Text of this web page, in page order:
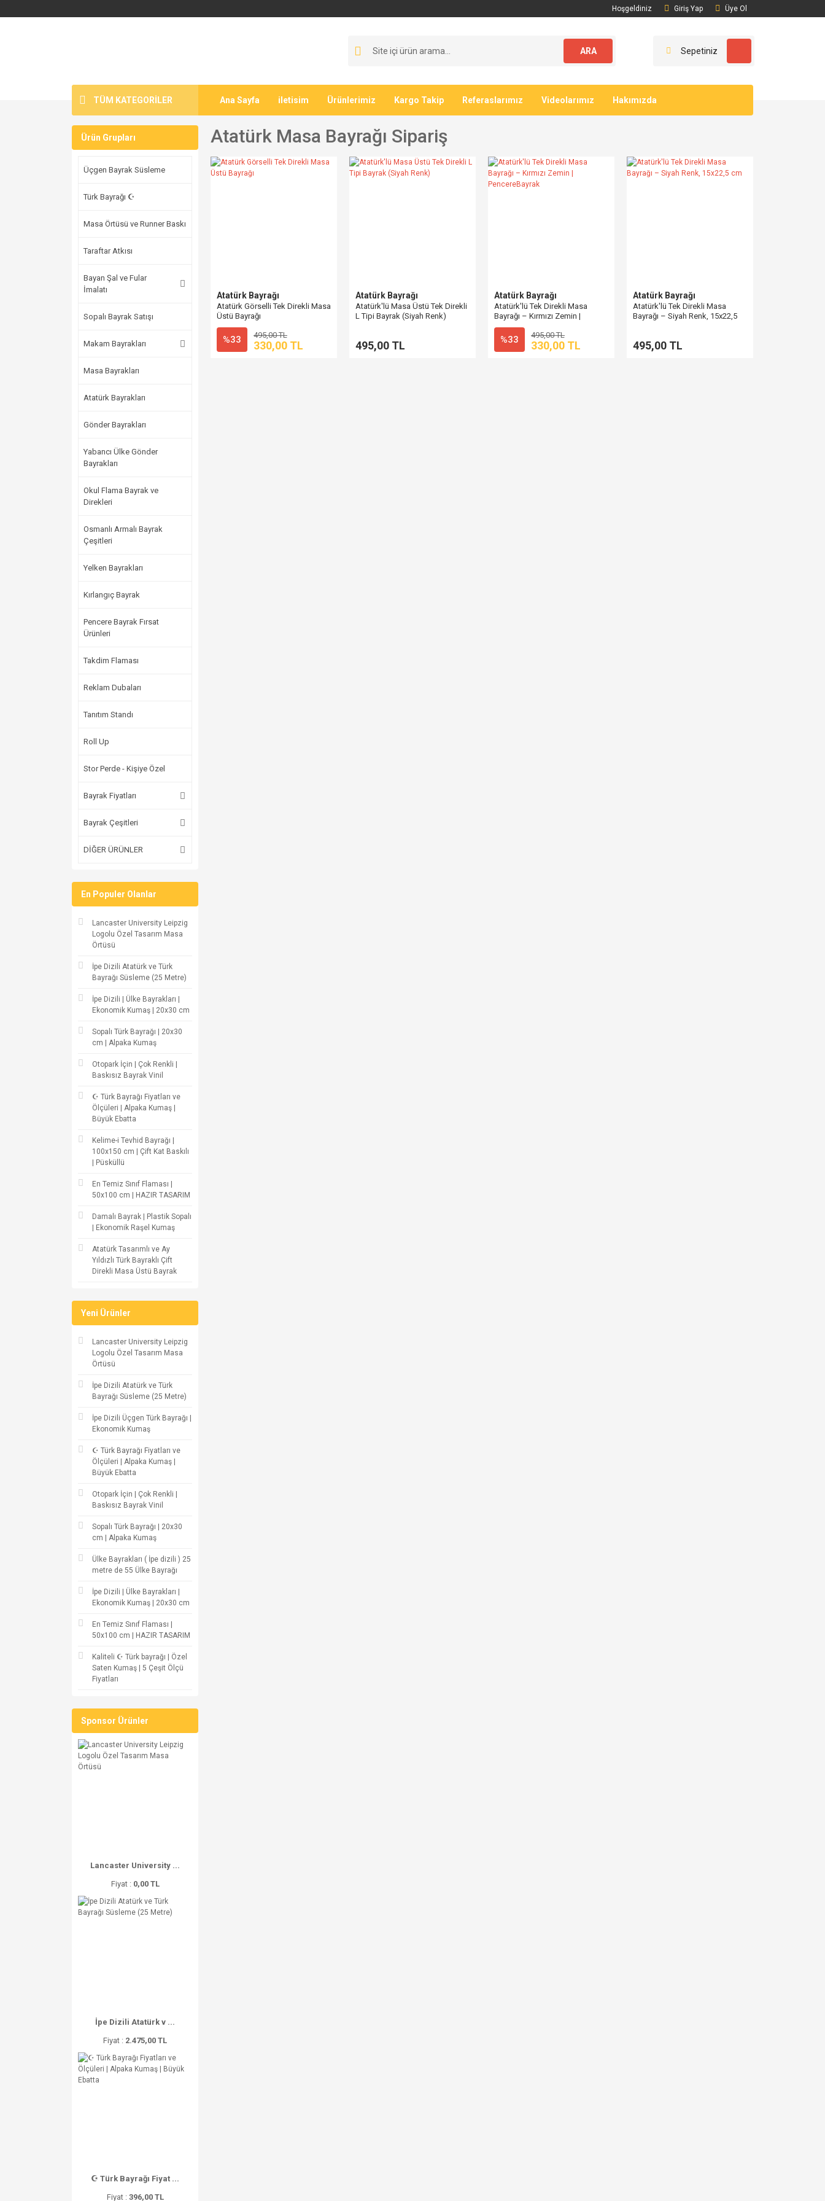
Hoşgeldiniz Giriş Yap Üye Ol
ARA Sepetiniz
TÜM KATEGORİLER Ana Sayfa iletisim Ürünlerimiz Kargo Takip Referaslarımız Videolarımız Hakımızda
Ürün Grupları
Üçgen Bayrak Süsleme
Türk Bayrağı ☪
Masa Örtüsü ve Runner Baskı
Taraftar Atkısı
Bayan Şal ve Fular
İmalatı
Sopalı Bayrak Satışı
Makam Bayrakları
Masa Bayrakları
Atatürk Bayrakları
Gönder Bayrakları
Yabancı Ülke Gönder
Bayrakları
Okul Flama Bayrak ve
Direkleri
Osmanlı Armalı Bayrak
Çeşitleri
Yelken Bayrakları
Kırlangıç Bayrak
Pencere Bayrak Fırsat
Ürünleri
Takdim Flaması
Reklam Dubaları
Tanıtım Standı
Roll Up
Stor Perde - Kişiye Özel
Bayrak Fiyatları
Bayrak Çeşitleri
DİĞER ÜRÜNLER
En Populer Olanlar
Lancaster University Leipzig
Logolu Özel Tasarım Masa
Örtüsü
İpe Dizili Atatürk ve Türk
Bayrağı Süsleme (25 Metre)
İpe Dizili | Ülke Bayrakları |
Ekonomik Kumaş | 20x30 cm
Sopalı Türk Bayrağı | 20x30
cm | Alpaka Kumaş
Otopark İçin | Çok Renkli |
Baskısız Bayrak Vinil
☪ Türk Bayrağı Fiyatları ve
Ölçüleri | Alpaka Kumaş |
Büyük Ebatta
Kelime-i Tevhid Bayrağı |
100x150 cm | Çift Kat Baskılı
| Püsküllü
En Temiz Sınıf Flaması |
50x100 cm | HAZIR TASARIM
Damalı Bayrak | Plastik Sopalı
| Ekonomik Raşel Kumaş
Atatürk Tasarımlı ve Ay
Yıldızlı Türk Bayraklı Çift
Direkli Masa Üstü Bayrak
Yeni Ürünler
Lancaster University Leipzig
Logolu Özel Tasarım Masa
Örtüsü
İpe Dizili Atatürk ve Türk
Bayrağı Süsleme (25 Metre)
İpe Dizili Üçgen Türk Bayrağı |
Ekonomik Kumaş
☪ Türk Bayrağı Fiyatları ve
Ölçüleri | Alpaka Kumaş |
Büyük Ebatta
Otopark İçin | Çok Renkli |
Baskısız Bayrak Vinil
Sopalı Türk Bayrağı | 20x30
cm | Alpaka Kumaş
Ülke Bayrakları ( İpe dizili ) 25
metre de 55 Ülke Bayrağı
İpe Dizili | Ülke Bayrakları |
Ekonomik Kumaş | 20x30 cm
En Temiz Sınıf Flaması |
50x100 cm | HAZIR TASARIM
Kaliteli ☪ Türk bayrağı | Özel
Saten Kumaş | 5 Çeşit Ölçü
Fiyatları
Sponsor Ürünler
Lancaster University ...
Fiyat : 0,00 TL
İpe Dizili Atatürk v ...
Fiyat : 2.475,00 TL
☪ Türk Bayrağı Fiyat ...
Fiyat : 396,00 TL
Atatürk Masa Bayrağı Sipariş
Atatürk Bayrağı
Atatürk Görselli Tek Direkli Masa
Üstü Bayrağı
%33 495,00 TL
330,00 TL
Atatürk Bayrağı
Atatürk'lü Masa Üstü Tek Direkli
L Tipi Bayrak (Siyah Renk)
495,00 TL
Atatürk Bayrağı
Atatürk'lü Tek Direkli Masa
Bayrağı – Kırmızı Zemin |
PencereBayrak
%33 495,00 TL
330,00 TL
Atatürk Bayrağı
Atatürk'lü Tek Direkli Masa
Bayrağı – Siyah Renk, 15x22,5
495,00 TL